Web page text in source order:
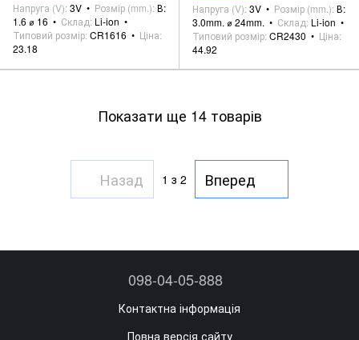
Напруга (V) 3V Розмір (mm.) В:
1.6 ⌀ 16
Склад Li-ion
Типовий розмір CR1616
Ціна
23.18
Напруга (V) 3V Розмір (mm.) В:
3.0mm. ⌀ 24mm.
Склад Li-ion
Типовий розмір CR2430
Ціна
44.92
Показати ще 14 товарів
Назад 1 з 2 Вперед
098-04-05-888
Контактна інформація
Повна версія сайту